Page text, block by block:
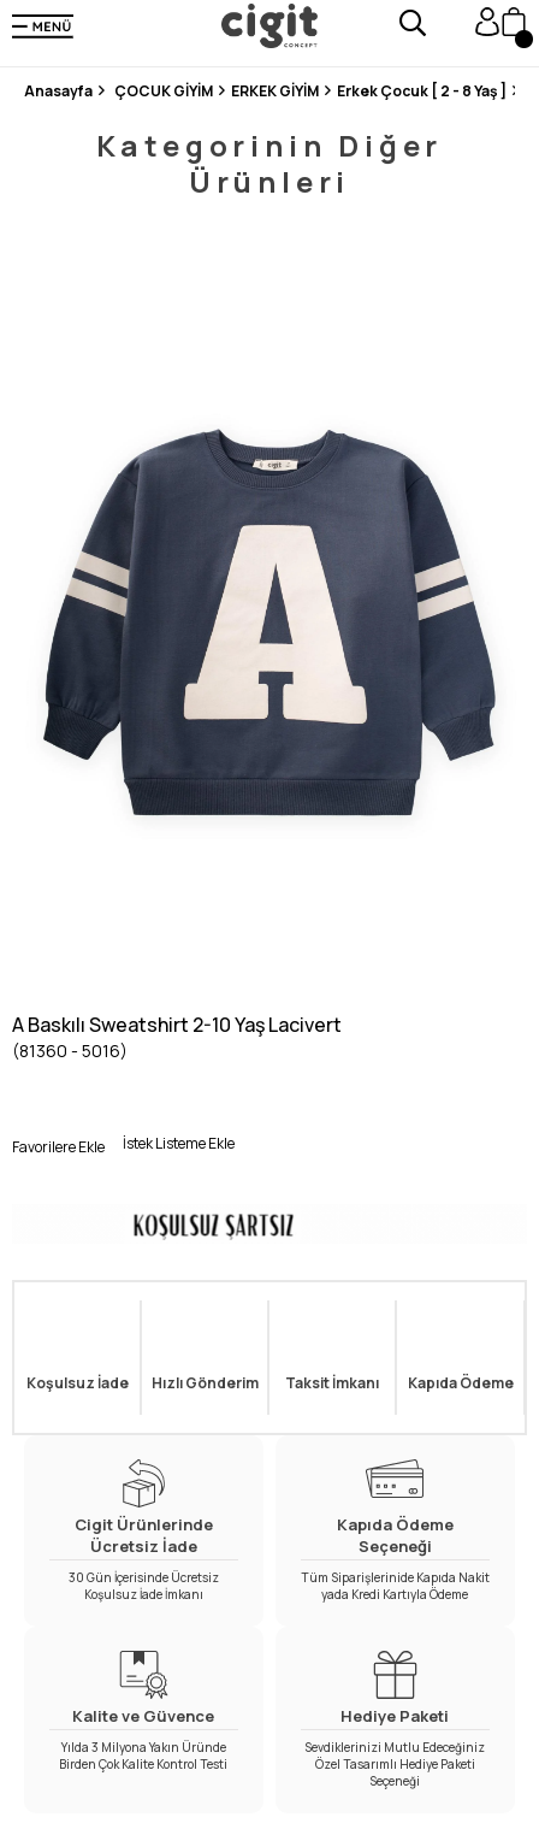
250.000'DEN FAZLA DEĞERLENDİRMEDE 5 ÜZERİNDEN 4.8 PUAN ALDI ⭐⭐⭐⭐⭐
3 MİLYONDAN FAZLA MUTLU MÜŞTERİ ❤️ 10 MİLYON ÜRÜN
Anasayfa ÇOCUK GİYİM ERKEK GİYİM Erkek Çocuk [ 2 - 8 Yaş ]
Kategorinin Diğer
Ürünleri
A Baskılı Sweatshirt 2-10 Yaş Lacivert
(81360 - 5016)
Favorilere Ekle İstek Listeme Ekle
Koşulsuz İade Hızlı Gönderim Taksit İmkanı Kapıda Ödeme
Cigit Ürünlerinde
Ücretsiz İade
30 Gün İçerisinde Ücretsiz
Koşulsuz İade İmkanı
Kapıda Ödeme
Seçeneği
Tüm Siparişlerinide Kapıda Nakit
yada Kredi Kartıyla Ödeme
Kalite ve Güvence
Yılda 3 Milyona Yakın Üründe
Birden Çok Kalite Kontrol Testi
Hediye Paketi
Sevdiklerinizi Mutlu Edeceğiniz
Özel Tasarımlı Hediye Paketi
Seçeneği